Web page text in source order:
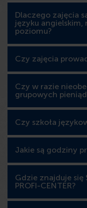
Dlaczego zajęcia
języku
poziomu?
Czy zajęcia
Czy w razie
grupowych
Czy szkoła
Jakie są godziny
Gdzie znajduje się
PROFI-CENTER?